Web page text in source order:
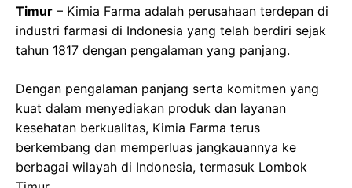
Timur – Kimia Farma adalah perusahaan terdepan di
industri farmasi di Indonesia yang telah berdiri sejak
tahun 1817 dengan pengalaman yang panjang.
Dengan pengalaman panjang serta komitmen yang
kuat dalam menyediakan produk dan layanan
kesehatan berkualitas, Kimia Farma terus
berkembang dan memperluas jangkauannya ke
berbagai wilayah di Indonesia, termasuk Lombok